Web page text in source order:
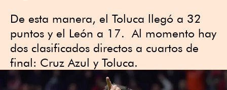
De esta manera, el Toluca llegó a 32
puntos y el León a 17. Al momento hay
dos clasificados directos a cuartos de
final: Cruz Azul y Toluca.